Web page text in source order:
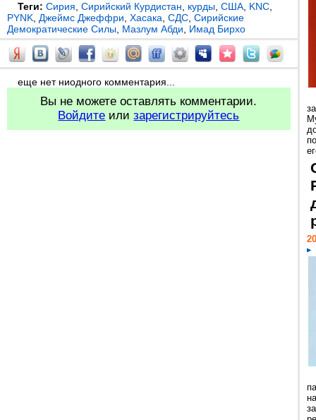
Теги: Сирия Сирийский Курдистан курды США KNC
PYNK Джеймс Джеффри Хасака СДС Сирийские
Демократические Силы Мазлум Абди Имад Бирхо
еще нет ниодного комментария...
Вы не можете оставлять комментарии.
Войдите илизарегистрируйтесь